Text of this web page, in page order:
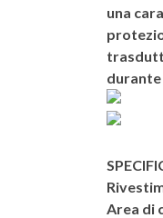
una
Area di